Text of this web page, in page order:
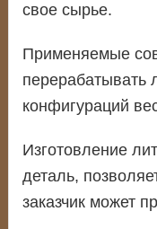
свое сырье.
Применяемые
конфигураций
Изготовление
деталь,
заказчик может